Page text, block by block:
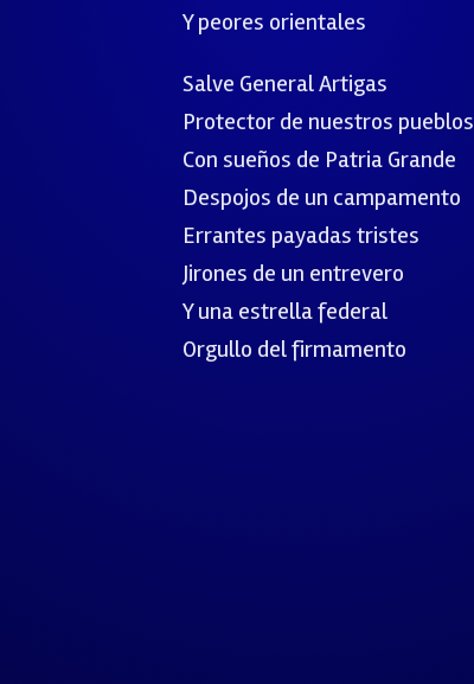
Y peores orientales
Salve General Artigas
Protector de nuestros pueblos
Con sueños de Patria Grande
Despojos de un campamento
Errantes payadas tristes
Jirones de un entrevero
Y una estrella federal
Orgullo del firmamento